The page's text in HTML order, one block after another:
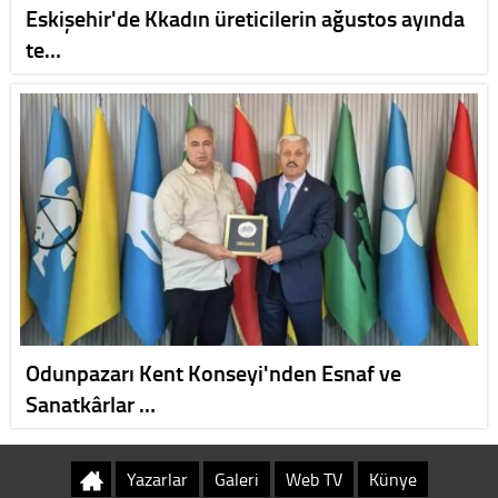
Eskişehir'de Kkadın üreticilerin ağustos ayında
te…
Odunpazarı Kent Konseyi'nden Esnaf ve
Sanatkârlar …
Yazarlar Galeri Web TV Künye